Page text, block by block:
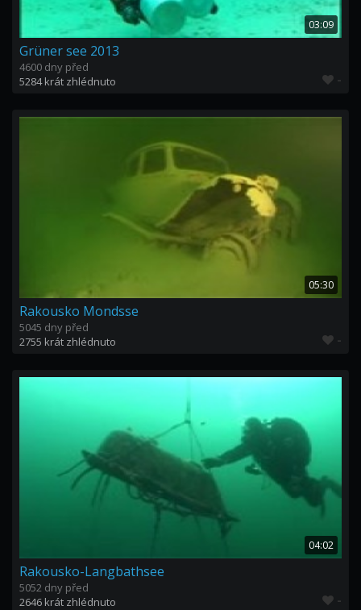
03:09
Grüner see 2013
4600 dny před
5284 krát zhlédnuto
-
05:30
Rakousko Mondsse
5045 dny před
2755 krát zhlédnuto
-
04:02
Rakousko-Langbathsee
5052 dny před
2646 krát zhlédnuto
-